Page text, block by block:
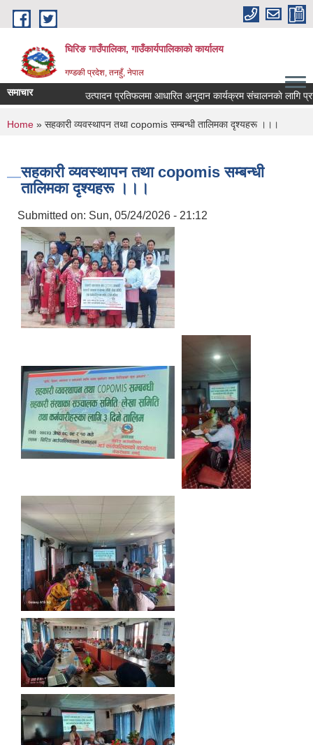
Skip to main content
घिरिङ गाउँपालिका, गाउँकार्यपालिकाको कार्यालय
गण्डकी प्रदेश, तनहुँ, नेपाल
समाचार उत्पादन प्रतिफलमा आधारित अनुदान कार्यक्रम संचालनकाे लागि
You are here
Home » सहकारी व्यवस्थापन तथा copomis सम्बन्धी तालिमका दृश्यहरू ।।।
सहकारी व्यवस्थापन तथा copomis सम्बन्धी
तालिमका दृश्यहरू ।।।
Submitted on: Sun, 05/24/2026 - 21:12